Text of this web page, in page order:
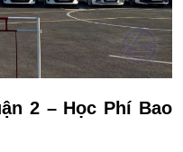
2 – Học Phí Bao